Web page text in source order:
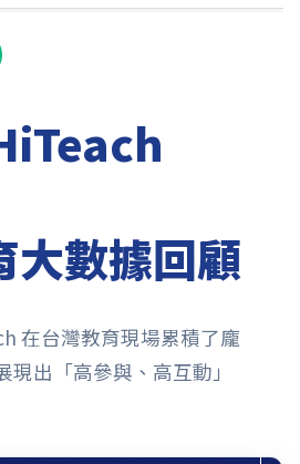
大數據回顧
在台灣教育現場累積了龐
現出「高參與、高互動」